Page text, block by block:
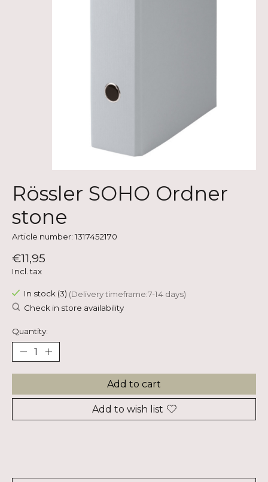
Rössler SOHO Ordner
stone
Article number: 1317452170
€11,95
Incl. tax
In stock (3) (Delivery timeframe:7-14 days)
Check in store availability
Quantity:
Add to cart
Add to wish list